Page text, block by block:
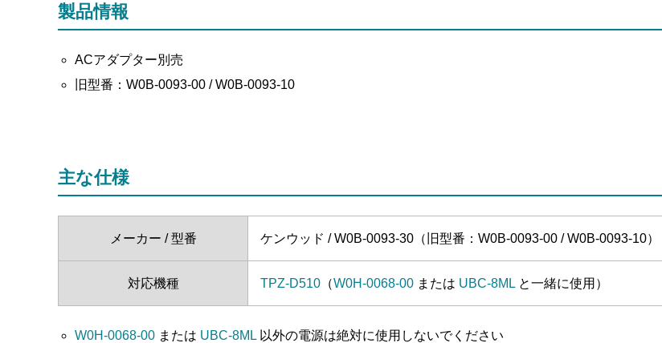
製品情報
ACアダプター別売
旧型番：W0B-0093-00 / W0B-0093-10
主な仕様
メーカー / 型番 ケンウッド / W0B-0093-30（旧型番：W0B-0093-00 / W0B-0093-10）
対応機種 TPZ-D510 （W0H-0068-00 または UBC-8ML と一緒に使用）
W0H-0068-00または UBC-8ML以外の電源は絶対に使用しないでください